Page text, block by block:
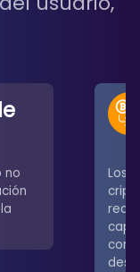
no
Los